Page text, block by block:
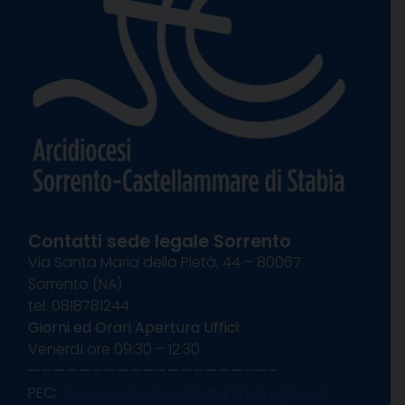
Contatti sede legale Sorrento
Via Santa Maria della Pietà, 44 – 80067
Sorrento (NA)
tel. 0818781244
Giorni ed Orari Apertura Uffici:
Venerdì ore 09:30 – 12:30
———————————————————–
PEC: